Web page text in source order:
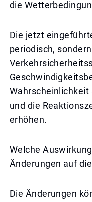
die
Die jetzt
periodisch,
Wahrscheinlichkeit
und die
erhöhen.
Welche
Änderungen auf
Die Änderungen